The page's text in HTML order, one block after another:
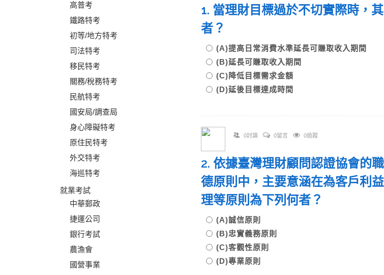
高普考
鐵路特考
初等/地方特考
司法特考
移民特考
關務/稅務特考
民航特考
國安局/調查局
身心障礙特考
原住民特考
外交特考
海巡特考
就業考試
中華郵政
捷運公司
銀行考試
農漁會
國營事業
1. 當理財目標過於不切實際時，
者？
(A)提高日常消費水準延長可賺取收入期間
(B)延長可賺取收入期間
(C)降低目標需求金額
(D)延後目標達成時間
0討論 0留言 0追蹤
2. 依據臺灣理財顧問認證協會的
德原則中，主要意涵在為客戶利
理等原則為下列何者？
(A)誠信原則
(B)忠實義務原則
(C)客觀性原則
(D)專業原則